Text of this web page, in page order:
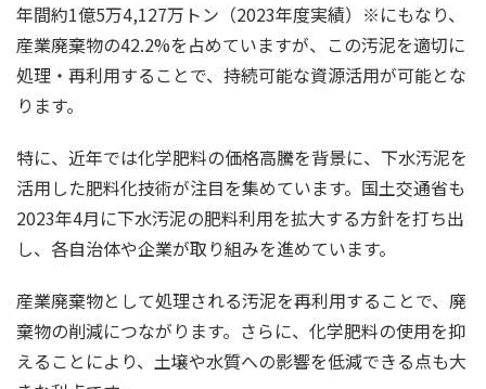
年間約1億5万4,127万トン（2023年度実績）※にもなり、
産業廃棄物の42.2%を占めていますが、この汚泥を適切に
処理・再利用することで、持続可能な資源活用が可能とな
ります。
特に、近年では化学肥料の価格高騰を背景に、下水汚泥を
活用した肥料化技術が注目を集めています。国土交通省も
2023年4月に下水汚泥の肥料利用を拡大する方針を打ち出
し、各自治体や企業が取り組みを進めています。
産業廃棄物として処理される汚泥を再利用することで、廃
棄物の削減につながります。さらに、化学肥料の使用を抑
えることにより、土壌や水質への影響を低減できる点も大